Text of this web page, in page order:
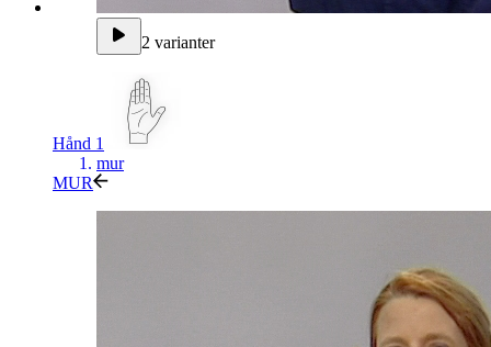
2 varianter
Hånd 1
mur
MUR